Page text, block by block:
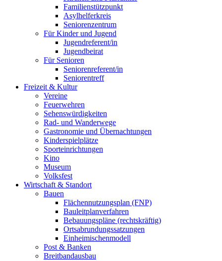
Familienstützpunkt
Asylhelferkreis
Seniorenzentrum
Für Kinder und Jugend
Jugendreferent/in
Jugendbeirat
Für Senioren
Seniorenreferent/in
Seniorentreff
Freizeit & Kultur
Vereine
Feuerwehren
Sehenswürdigkeiten
Rad- und Wanderwege
Gastronomie und Übernachtungen
Kinderspielplätze
Sporteinrichtungen
Kino
Museum
Volksfest
Wirtschaft & Standort
Bauen
Flächennutzungsplan (FNP)
Bauleitplanverfahren
Bebauungspläne (rechtskräftig)
Ortsabrundungssatzungen
Einheimischenmodell
Post & Banken
Breitbandausbau